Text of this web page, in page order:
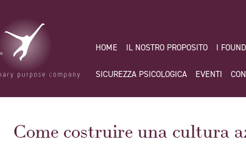
HOME IL NOSTRO PROPOSITO I
SICUREZZA PSICOLOGICA EVENTI
Come costruire una cultura